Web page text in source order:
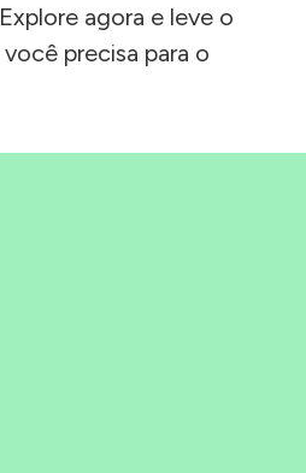
agora e leve o
precisa para o